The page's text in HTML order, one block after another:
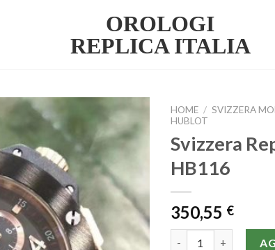
OROLOGI
REPLICA ITALIA
HOME / SVIZZERA
HUBLOT
Svizzera
HB116
350,55 €